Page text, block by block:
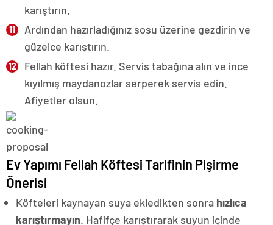
karıştırın.
Ardından hazırladığınız sosu üzerine gezdirin ve
güzelce karıştırın.
Fellah köftesi hazır. Servis tabağına alın ve ince
kıyılmış maydanozlar serperek servis edin.
Afiyetler olsun.
Ev Yapımı Fellah Köftesi Tarifinin Pişirme
Önerisi
Köfteleri kaynayan suya ekledikten sonra hızlıca
karıştırmayın . Hafifçe karıştırarak suyun içinde